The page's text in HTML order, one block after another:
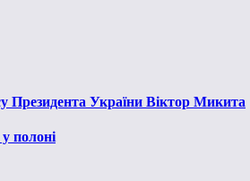
Президента України Віктор Микита
полоні